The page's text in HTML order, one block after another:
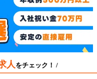
人 をチェック！ /